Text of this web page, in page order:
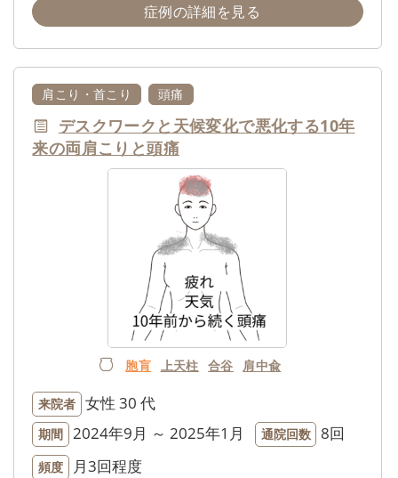
症例の詳細を見る
肩こり・首こり 頭痛
デスクワークと天候変化で悪化する10年
来の両肩こりと頭痛
胞肓 上天柱 合谷 肩中兪
来院者 女性 30 代
期間 2024年9月 ～ 2025年1月 通院回数 8回
頻度 月3回程度